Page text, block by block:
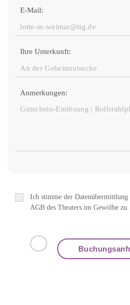
E-Mail:
Ihre Unterkunft:
Anmerkungen:
Ich stimme der Datenübermittlung
AGB des Theaters im Gewölbe zu.